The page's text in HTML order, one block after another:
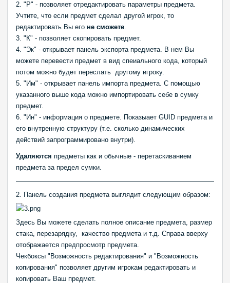
2. "Р" - позволяет отредактировать параметры предмета.
Учтите, что если предмет сделал другой игрок, то
редактировать Вы его не сможете.
3. "К" - позволяет скопировать предмет.
4. "Эк" - открывает панель экспорта предмета. В нем Вы
можете перевести предмет в вид спеиального кода, который
потом можно будет переслать другому игроку.
5. "Им" - открывает панель импорта предмета. С помощью
указанного выше кода можно импортировать себе в сумку
предмет.
6. "Ин" - информация о предмете. Показыает GUID предмета и
его внутренную структуру (т.е. сколько динамических
действий запрограммировано внутри).
Удаляются предметы как и обычные - перетаскиванием
предмета за предел сумки.
2. Панель создания предмета выглядит следующим образом:
Здесь Вы можете сделать полное описание предмета, размер
стака, перезарядку, качество предмета и т.д. Справа вверху
отображается предпросмотр предмета.
Чекбоксы "Возможность редактирования" и "Возможность
копирования" позволяет другим игрокам редактировать и
копировать Ваш предмет.